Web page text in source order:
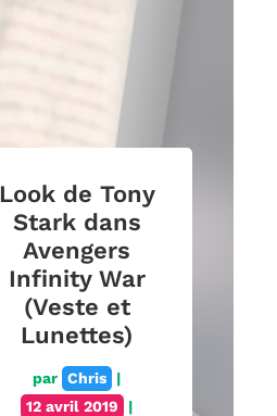
Look de Tony
Stark dans
Avengers
Infinity War
(Veste et
Lunettes)
par Chris
|
12 avril 2019
|